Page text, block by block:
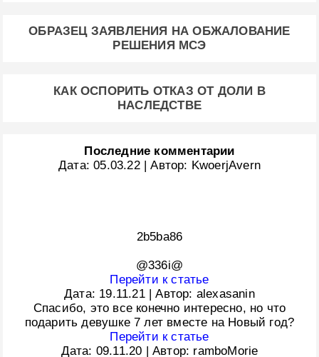
ОБРАЗЕЦ ЗАЯВЛЕНИЯ НА ОБЖАЛОВАНИЕ
РЕШЕНИЯ МСЭ
КАК ОСПОРИТЬ ОТКАЗ ОТ ДОЛИ В
НАСЛЕДСТВЕ
Последние комментарии
Дата:05.03.22|Автор: KwoerjAvern
2b5ba86
@336i@
Перейти к статье
Дата: 19.11.21|Автор: alexasanin
Спасибо, это все конечно интересно, но что
подарить девушке 7 лет вместе на Новый год?
Перейти к статье
Дата: 09.11.20 | Автор: ramboMorie